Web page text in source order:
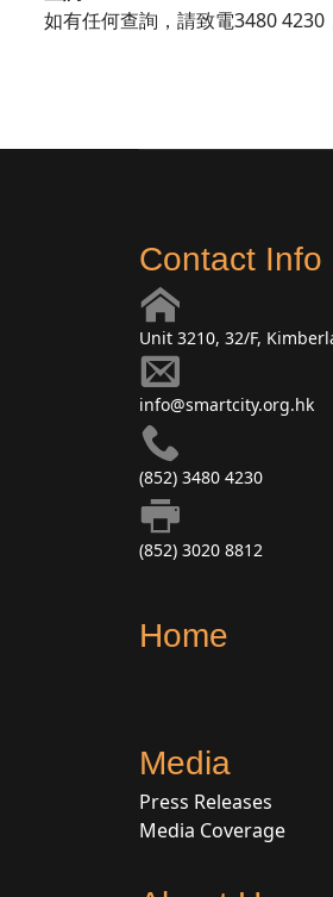
如有任何查詢，請致電3480 4230
Contact Info
Unit 3210, 32/F,
info@smartcity.org.hk
(852) 3480 4230
(852) 3020 8812
Home
Media
Press Releases
Media Coverage